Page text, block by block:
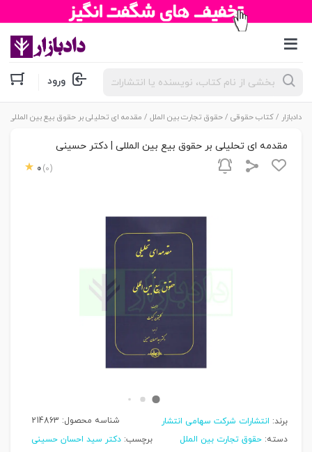
جستجوی
محصولات ورود
دادبازار /کتاب حقوقی /حقوق تجارت بین الملل / مقدمه ای تحلیلی بر حقوق بیع بین المللی
مقدمه ای تحلیلی بر حقوق بیع بین المللی | دکتر حسینی
0 (0)
برند: انتشارات شرکت سهامی انتشار شناسه محصول: 214863
دسته: حقوق تجارت بین الملل برچسب: دکتر سید احسان حسینی